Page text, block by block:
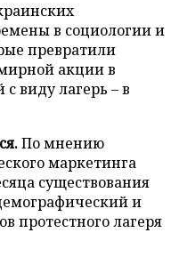
в социологии и
превратили
акции в
виду лагерь – в
По мнению
маркетинга
существования
и
протестного лагеря